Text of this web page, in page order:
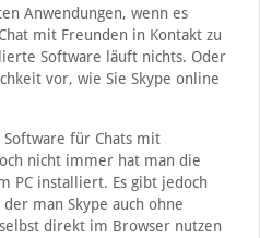
Anwendungen, wenn es
mit Freunden in Kontakt zu
Software läuft nichts. Oder
vor, wie Sie Skype online
für Chats mit
nicht immer hat man die
PC installiert. Es gibt jedoch
man Skype auch ohne
direkt im Browser nutzen